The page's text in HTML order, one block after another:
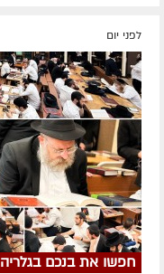
לפני יום
חפשו את בנכם בגלריה